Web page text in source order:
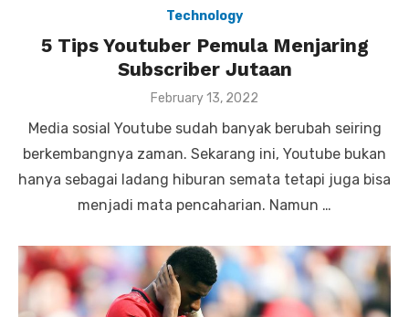
Technology
5 Tips Youtuber Pemula Menjaring
Subscriber Jutaan
P
s
e
d
n
February 13, 2022
Media sosial Youtube sudah banyak berubah seiring
berkembangnya zaman. Sekarang ini, Youtube bukan
hanya sebagai ladang hiburan semata tetapi juga bisa
menjadi mata pencaharian. Namun …